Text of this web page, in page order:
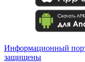
Информационный
защищены